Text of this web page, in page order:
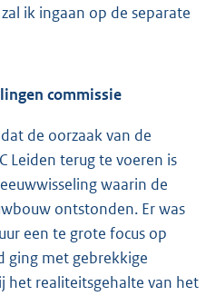
ik ingaan op de separate
commissie
de oorzaak van de
Leiden terug te voeren is
waarin de
ontstonden. Er was
een te grote focus op
ging met gebrekkige
het realiteitsgehalte van het